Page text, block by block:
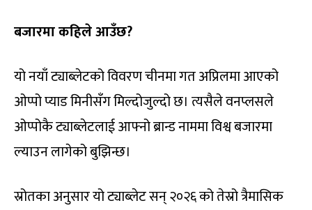
बजारमा कहिले आउँछ?
यो नयाँ ट्याब्लेटको विवरण चीनमा गत अप्रिलमा आएको
ओप्पो प्याड मिनीसँग मिल्दोजुल्दो छ। त्यसैले वनप्लसले
ओप्पोकै ट्याब्लेटलाई आफ्नो ब्रान्ड नाममा विश्व बजारमा
ल्याउन लागेको बुझिन्छ।
स्रोतका अनुसार यो ट्याब्लेट सन् २०२६ को तेस्रो त्रैमासिक